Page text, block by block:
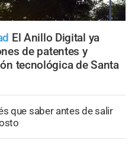
El Anillo Digital ya
de patentes y
tecnológica de Santa
que saber antes de salir